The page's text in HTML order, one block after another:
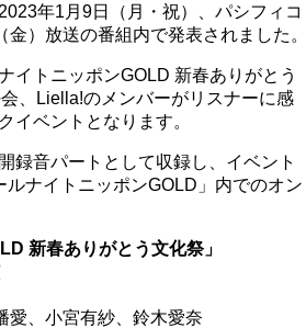
年1月9日（月・祝）、パシフィコ
）放送の番組内で発表されました。
イトニッポンGOLD 新春ありがとう
、Liella!のメンバーがリスナーに感
イベントとなります。
録音パートとして収録し、イベント
ナイトニッポンGOLD」内でのオン
新春ありがとう文化祭」
愛、小宮有紗、鈴木愛奈